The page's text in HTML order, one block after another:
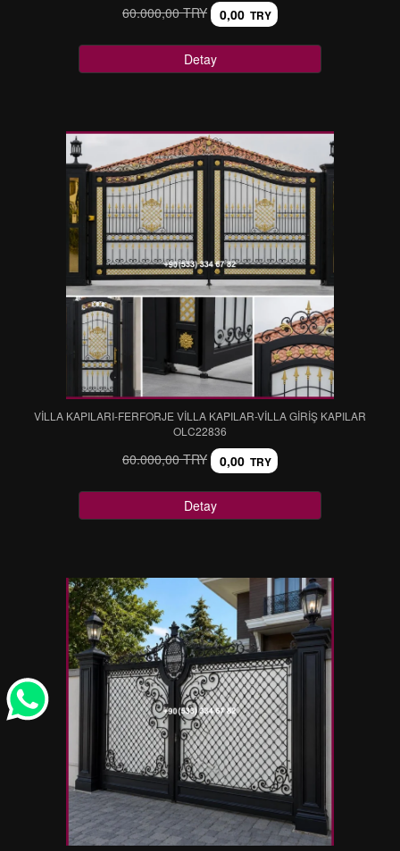
60.000,00 TRY 0,00 TRY
Detay
VİLLA KAPILARI-FERFORJE VİLLA KAPILAR-VİLLA GİRİŞ KAPILAR
OLC22836
60.000,00 TRY 0,00 TRY
Detay